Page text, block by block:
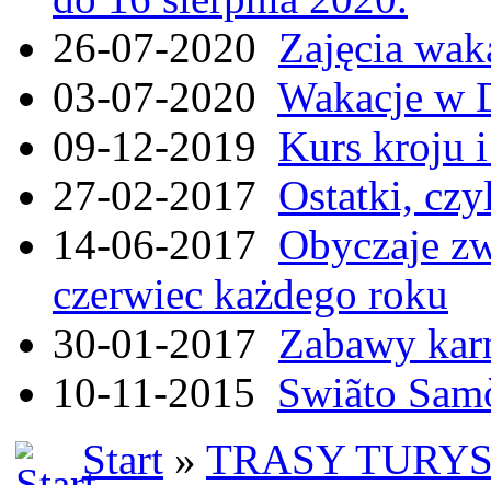
26-07-2020 Zajęcia
03-07-2020 Wakacje w
09-12-2019 Kurs kroju i
27-02-2017 Ostatki,
14-06-2017 Obyczaje
czerwiec każdego roku
30-01-2017 Zabawy
10-11-2015 Swiãto
Start » TRASY